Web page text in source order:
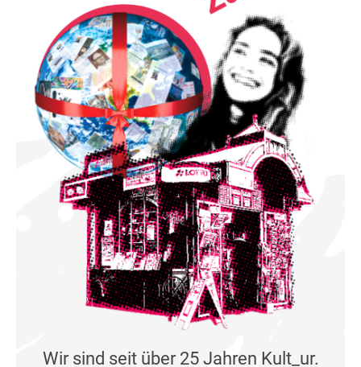
Wir sind seit über 25 Jahren Kult_ur.